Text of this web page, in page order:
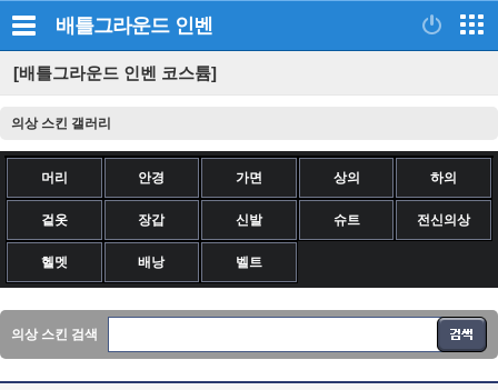
배틀그라운드 인벤
[배틀그라운드 인벤 코스튬]
의상 스킨 갤러리
머리 안경 가면 상의 하의
겉옷 장갑 신발 슈트 전신의상
헬멧 배낭 벨트
의상 스킨 검색